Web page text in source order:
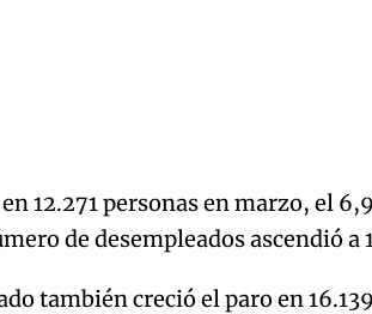
12.271 personas en marzo, el
de desempleados ascendió a
también creció el paro en